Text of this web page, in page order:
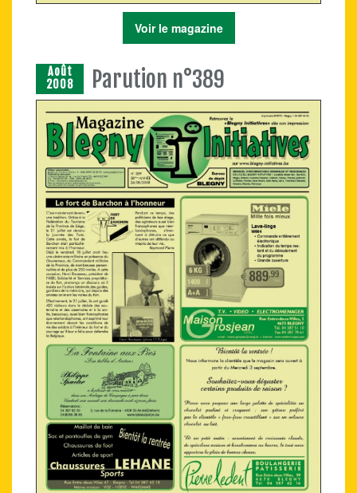
Voir le magazine
Août
2008
Parution n°389